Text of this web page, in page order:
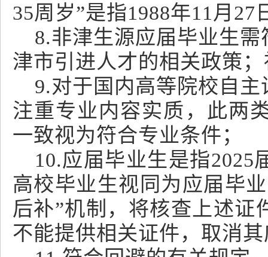
35周岁”是指1988年11月
8.非津生源应届毕业生
津市引进人才的相关政策
9.对于国内高等院校自
注重专业内容实质，此两
一致视为符合专业条件；
10.应届毕业生是指2025
高校毕业生视同为应届毕
后补”机制，将核查上述证
不能提供相关证件，取消